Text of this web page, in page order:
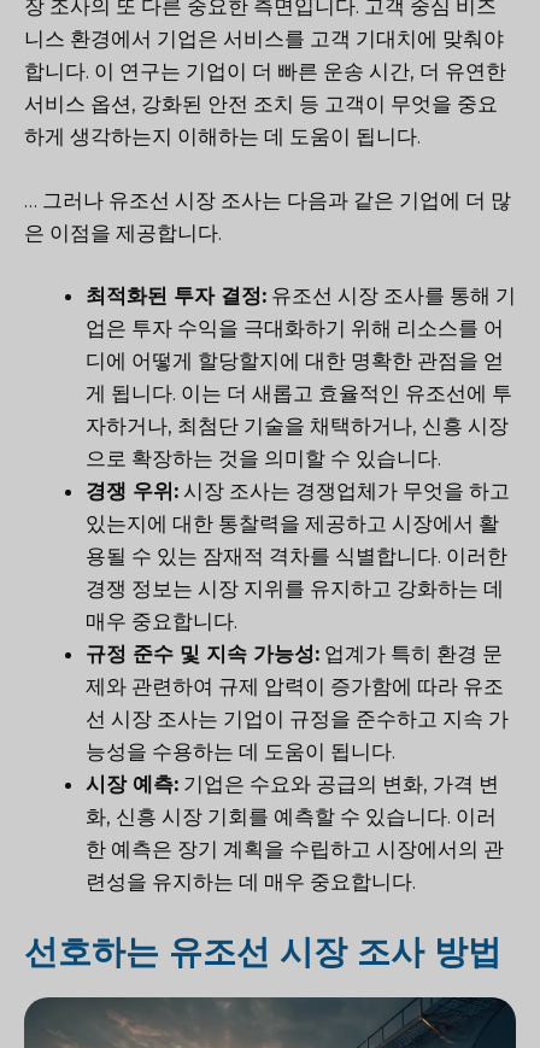
장 조사의 또 다른 중요한 측면입니다. 고객 중심 비즈
니스 환경에서 기업은 서비스를 고객 기대치에 맞춰야
합니다. 이 연구는 기업이 더 빠른 운송 시간, 더 유연한
서비스 옵션, 강화된 안전 조치 등 고객이 무엇을 중요
하게 생각하는지 이해하는 데 도움이 됩니다.
… 그러나 유조선 시장 조사는 다음과 같은 기업에 더 많
은 이점을 제공합니다.
최적화된 투자 결정: 유조선 시장 조사를 통해 기
업은 투자 수익을 극대화하기 위해 리소스를 어
디에 어떻게 할당할지에 대한 명확한 관점을 얻
게 됩니다. 이는 더 새롭고 효율적인 유조선에 투
자하거나, 최첨단 기술을 채택하거나, 신흥 시장
으로 확장하는 것을 의미할 수 있습니다.
경쟁 우위: 시장 조사는 경쟁업체가 무엇을 하고
있는지에 대한 통찰력을 제공하고 시장에서 활
용될 수 있는 잠재적 격차를 식별합니다. 이러한
경쟁 정보는 시장 지위를 유지하고 강화하는 데
매우 중요합니다.
규정 준수 및 지속 가능성: 업계가 특히 환경 문
제와 관련하여 규제 압력이 증가함에 따라 유조
선 시장 조사는 기업이 규정을 준수하고 지속 가
능성을 수용하는 데 도움이 됩니다.
시장 예측: 기업은 수요와 공급의 변화, 가격 변
화, 신흥 시장 기회를 예측할 수 있습니다. 이러
한 예측은 장기 계획을 수립하고 시장에서의 관
련성을 유지하는 데 매우 중요합니다.
선호하는 유조선 시장 조사 방법